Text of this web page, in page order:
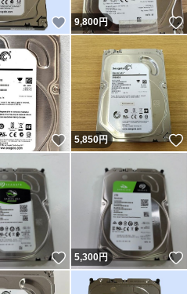
いいね！
9,800円
いいね！
5,850円
いいね！
5,300円